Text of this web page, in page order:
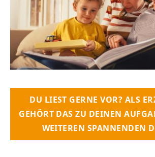
DU LIEST GERNE VOR? ALS
GEHÖRT DAS ZU DEINEN
WEITEREN SPANNENDEN